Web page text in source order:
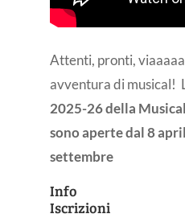
Attenti, pronti,
avventura di musical!
2025-26 della
sono aperte dal 8
settembre
Info
Iscrizioni